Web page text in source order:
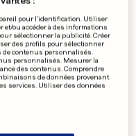
pour l’identification. Utiliser
et/ou accéder à des informations
sélectionner la publicité. Créer
des profils pour sélectionner
de contenus personnalisés.
personnalisés. Mesurer la
des contenus. Comprendre
de données provenant
services. Utiliser des données